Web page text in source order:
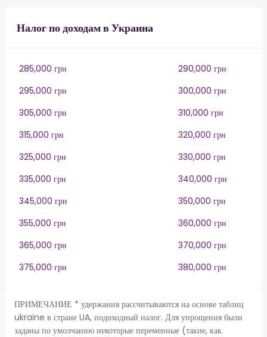
Налог по доходам в Украина
285,000 грн
290,000 грн
295,000 грн
300,000 грн
305,000 грн
310,000 грн
315,000 грн
320,000 грн
325,000 грн
330,000 грн
335,000 грн
340,000 грн
345,000 грн
350,000 грн
355,000 грн
360,000 грн
365,000 грн
370,000 грн
375,000 грн
380,000 грн
ПРИМЕЧАНИЕ * удержания рассчитываются на основе таблиц
ukraine в стране UA, подоходный налог. Для упрощения были
заданы по умолчанию некоторые переменные (такие, как